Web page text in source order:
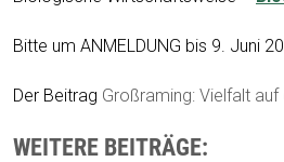
Bitte um ANMELDUNG bis 9. Juni
Der Beitrag Großraming: Vielfalt
WEITERE BEITRÄGE: